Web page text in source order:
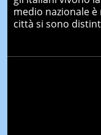
medio nazionale
città si sono